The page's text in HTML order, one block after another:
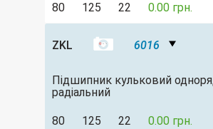
80 125 22 0.00 грн.
ZKL 6016
Підшипник кульковий
радіальний
80 125 22 0.00 грн.